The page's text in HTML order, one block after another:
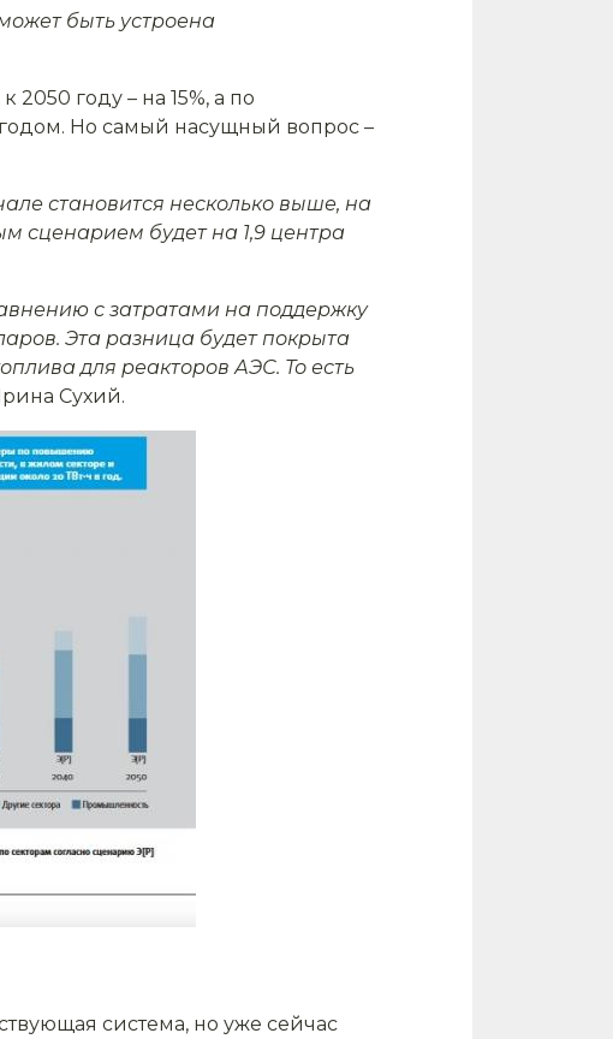
быть устроена
году – на 15%, а по
Но самый насущный вопрос –
становится несколько выше, на
сценарием будет на 1,9 центра
с затратами на поддержку
Эта разница будет покрыта
для реакторов АЭС. То есть
Сухий.
система, но уже сейчас